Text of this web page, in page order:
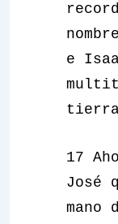
e
17
José
mano